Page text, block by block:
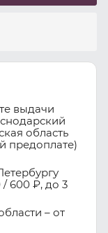
выдачи
область
предоплате)
600 ₽, до 3
– от